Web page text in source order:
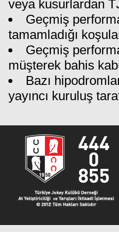
veya kusurlardan
Geçmiş
tamamladığı
Geçmiş
müşterek bahis
Bazı
yayıncı kuruluş